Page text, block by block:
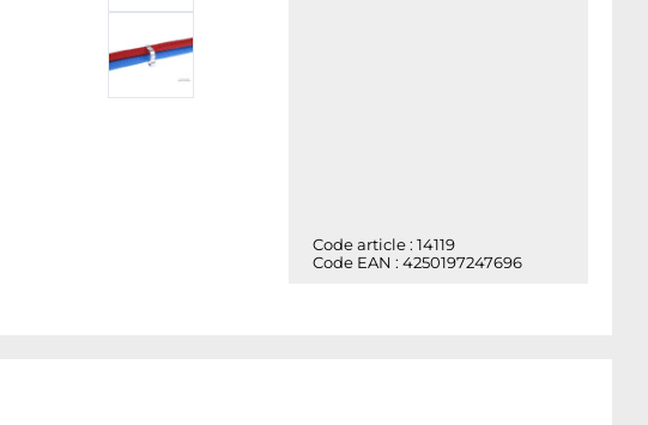
Code article : 14119
Code EAN : 4250197247696